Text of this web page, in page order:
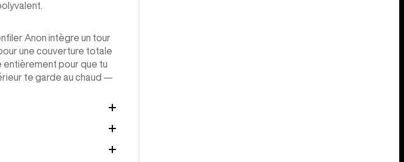
Anon intègre un tour
une couverture totale
entièrement pour que tu
te garde au chaud —